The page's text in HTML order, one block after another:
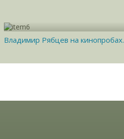
Владимир Рябцев на кинопробах.